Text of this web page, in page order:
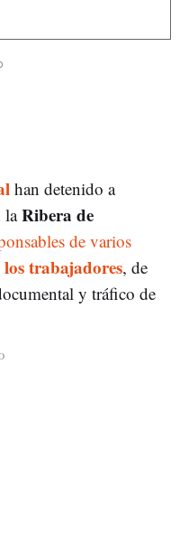
han detenido a
laRibera de
de varios
los trabajadores, de
y tráfico de